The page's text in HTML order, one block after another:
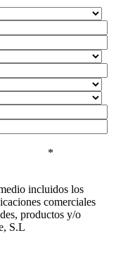
*
incluidos los
comerciales
productos y/o
S.L